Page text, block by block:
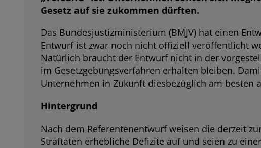
Gesetz auf sie zukommen dürften.
Das Bundesjustizministerium (BMJV) hat einen
Entwurf ist zwar noch nicht offiziell veröffentlicht
Natürlich braucht der Entwurf nicht in der
im Gesetzgebungsverfahren erhalten bleiben.
Unternehmen in Zukunft diesbezüglich am besten
Hintergrund
Nach dem Referentenentwurf weisen die derzeit
Straftaten erhebliche Defizite auf und seien zu